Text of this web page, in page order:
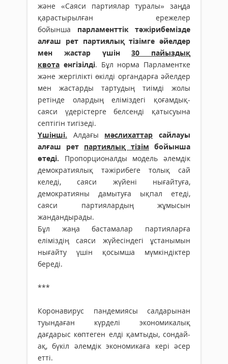
және «Саяси партиялар туралы» заңда
қарастырылған ережелер
бойынша парламенттік тәжірибемізде
алғаш рет партиялық тізімге әйелдер
мен жастар үшін30 пайыздық
квота енгізілді. Бұл норма Парламентке
және жергілікті өкілді органдарға әйелдер
мен жастарды тартудың тиімді жолы
ретінде олардың еліміздегі қоғамдық-
саяси үдерістерге белсенді қатысуына
септігін тигізеді.
Үшінші. Алдағы мәслихаттар сайлауы
алғаш рет партиялық тізім бойынша
өтеді. Пропорционалды модель әлемдік
демократиялық тәжірибеге толық сай
келеді, саяси жүйені нығайтуға,
демократияны дамытуға ықпал етеді,
саяси партиялардың жұмысын
жандандырады.
Бұл жаңа бастамалар партияларға
еліміздің саяси жүйесіндегі ұстанымын
нығайту үшін қосымша мүмкіндіктер
береді.
***
Коронавирус пандемиясы салдарынан
туындаған күрделі экономикалық
дағдарыс көптеген елді қамтыды, сондай-
ақ, бүкіл әлемдік экономикаға кері әсер
етті.